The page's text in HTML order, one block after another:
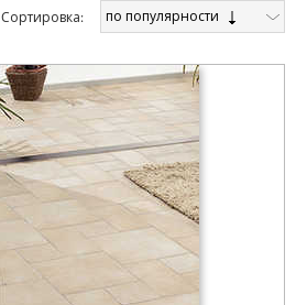
Cортировка: по популярности